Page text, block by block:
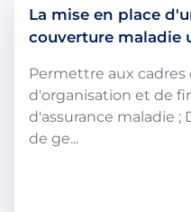
La mise en place
couverture maladie
Permettre aux
d'organisation et de
d'assurance maladie ;
de ge...